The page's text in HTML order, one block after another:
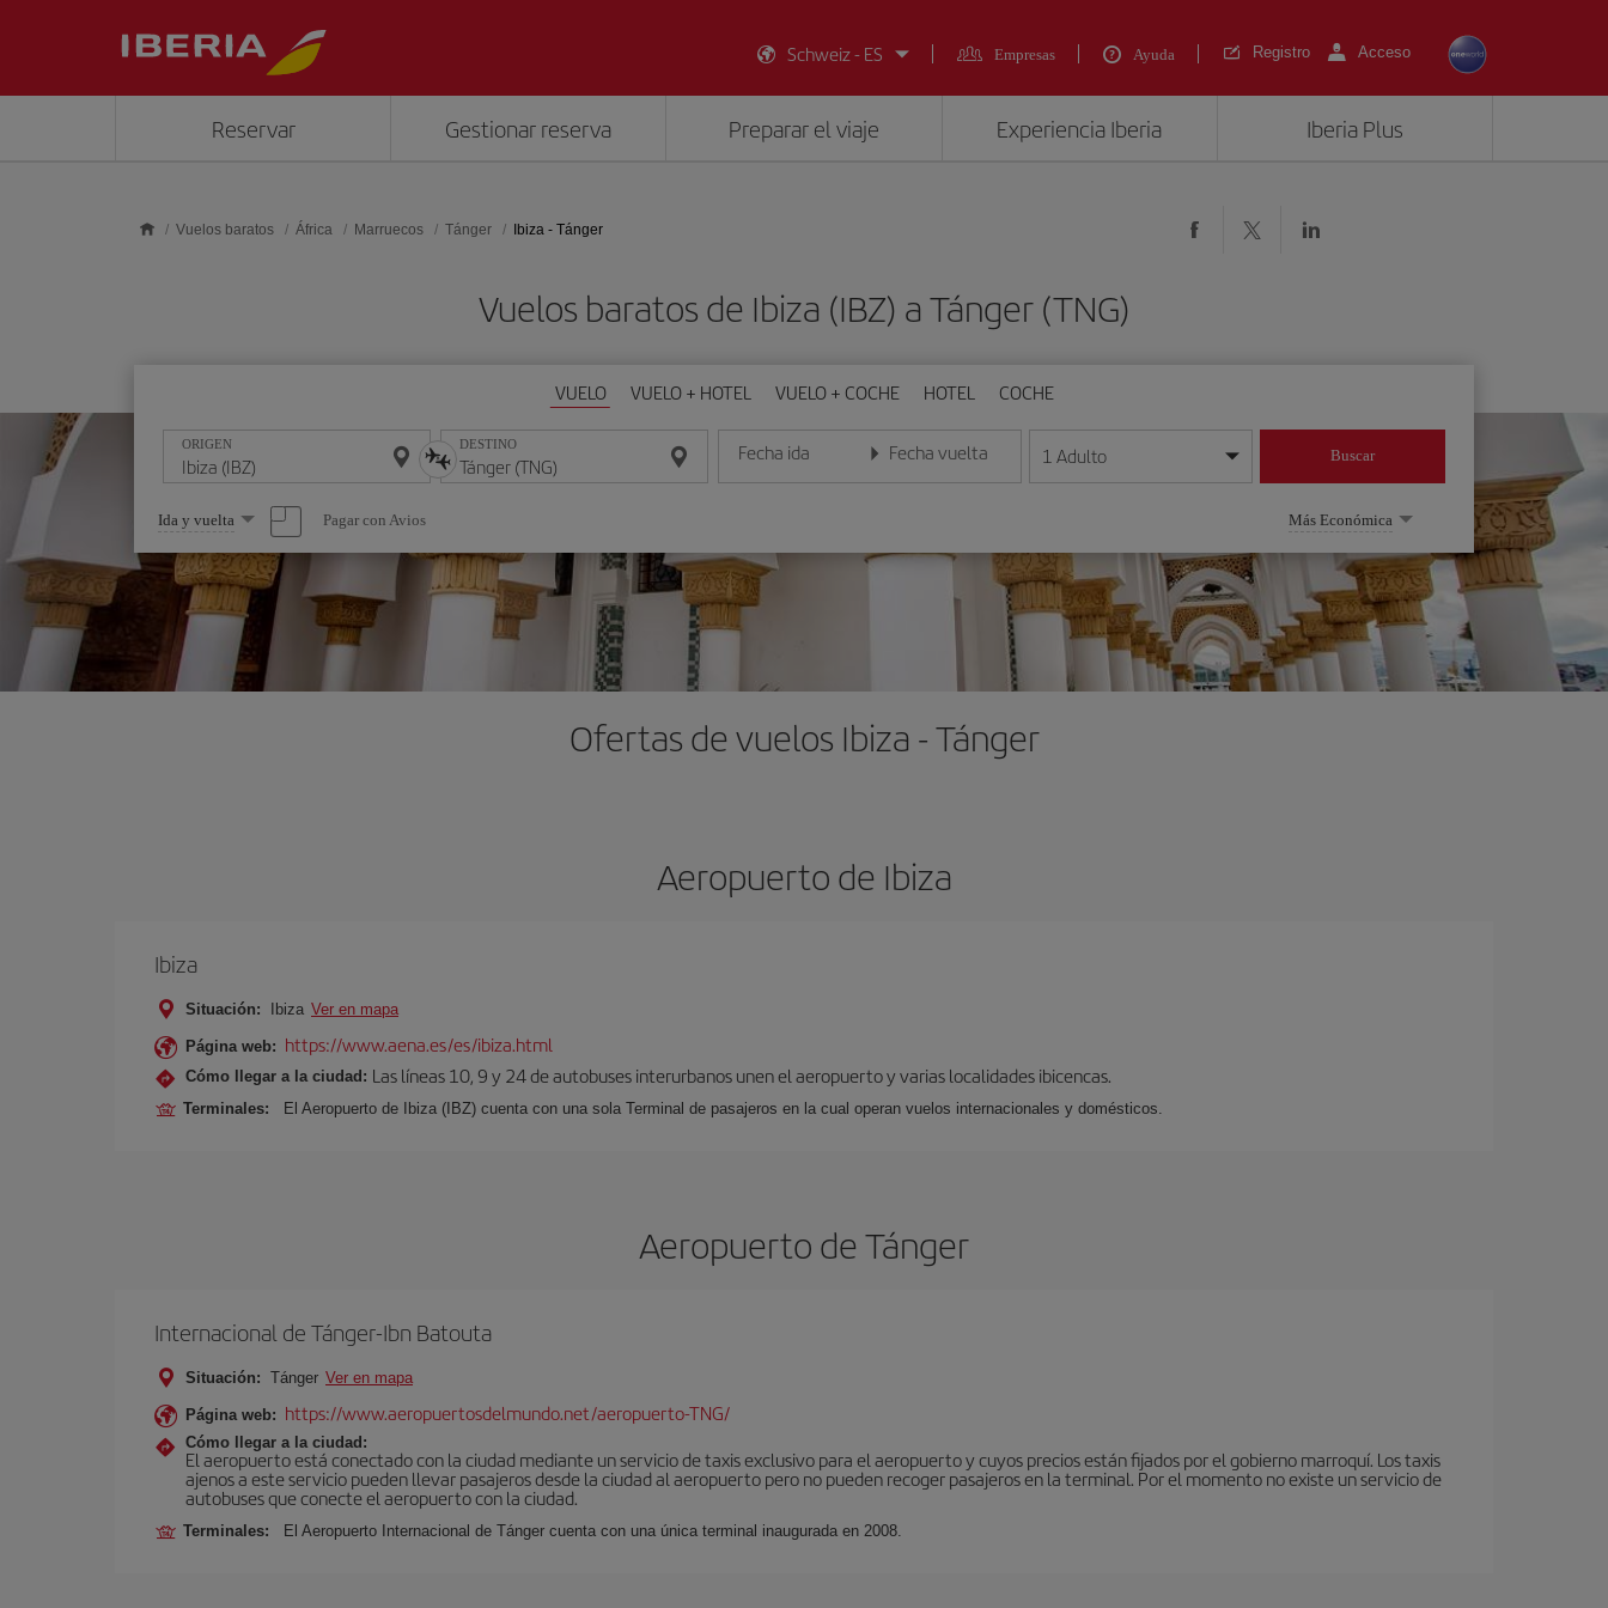
Schweiz - ES
Empresas Ayuda Registro Acceso
Reservar Gestionar reserva Preparar el viaje Experiencia Iberia Iberia Plus
Vuelos baratos África Marruecos Tánger Ibiza - Tánger
Vuelos baratos de Ibiza (IBZ) a Tánger (TNG)
VUELO VUELO + HOTEL VUELO + COCHE HOTEL COCHE
ORIGEN DESTINO Fecha ida
Introduce la fecha en formato día/mes/año
Fecha vuelta
Introduce la fecha en formato día/mes/año
1 Adulto Buscar
Seleccione
una
opción
Ida y vuelta Pagar con Avios Más Económica
Ofertas de vuelos Ibiza - Tánger
Aeropuerto de Ibiza
Ibiza
Situación: Ibiza Ver en mapa
Página web: https://www.aena.es/es/ibiza.html
Cómo llegar a la ciudad: Las líneas 10, 9 y 24 de autobuses interurbanos unen el aeropuerto y varias localidades ibicencas.
Terminales: El Aeropuerto de Ibiza (IBZ) cuenta con una sola Terminal de pasajeros en la cual operan vuelos internacionales y domésticos.
Aeropuerto de Tánger
Internacional de Tánger-Ibn Batouta
Situación: Tánger Ver en mapa
Página web: https://www.aeropuertosdelmundo.net/aeropuerto-TNG/
Cómo llegar a la ciudad:
El aeropuerto está conectado con la ciudad mediante un servicio de taxis exclusivo para el aeropuerto y cuyos precios están fijados por el gobierno marroquí. Los taxis
ajenos a este servicio pueden llevar pasajeros desde la ciudad al aeropuerto pero no pueden recoger pasajeros en la terminal. Por el momento no existe un servicio de
autobuses que conecte el aeropuerto con la ciudad.
Terminales: El Aeropuerto Internacional de Tánger cuenta con una única terminal inaugurada en 2008.